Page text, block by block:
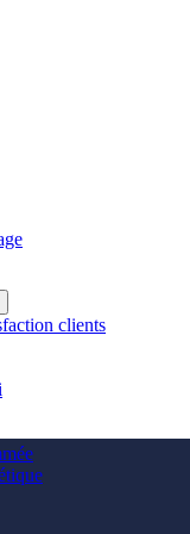
clients